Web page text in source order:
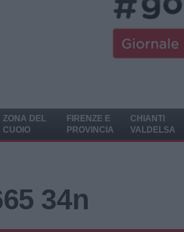
ZONA DEL
CUOIO
FIRENZE E
PROVINCIA
CHIANTI
VALDELSA
34n